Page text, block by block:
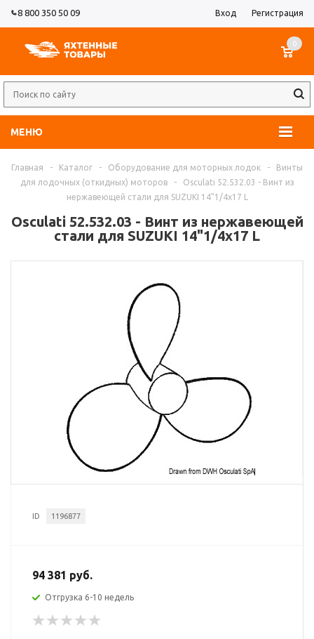
8 800 350 50 09 Вход Регистрация
МЕНЮ
0
Главная - Каталог - Оборудование для моторных лодок -
Винты
для лодочных (откидных) моторов
-
Osculati 52.532.03 - Винт из
нержавеющей стали для SUZUKI 14"1/4x17 L
Osculati 52.532.03 - Винт из нержавеющей
стали для SUZUKI 14"1/4x17 L
ID 1196877
94 381 руб.
Отгрузка 6-10 недель